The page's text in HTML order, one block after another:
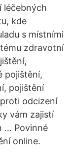
léčebných
kde
s místními
zdravotní
pojištění,
pojištění
odcizení
vám zajistí
… Povinné
online.